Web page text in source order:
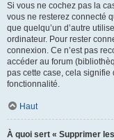
Si vous ne cochez pas la
vous ne resterez connecté
que quelqu’un d’autre
ordinateur. Pour rester
connexion. Ce n’est pas
accéder au forum
pas cette case, cela signifie
fonctionnalité.
Haut
À quoi sert « Supprimer